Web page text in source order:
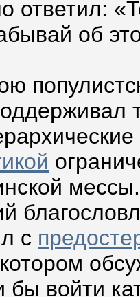
ответил:
об
с
бы войти